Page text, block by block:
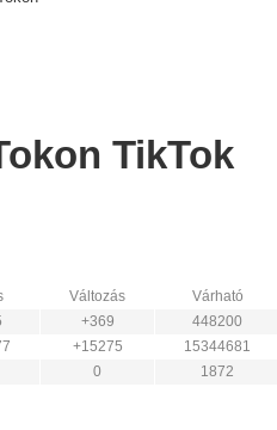
TikTok
Változás
Várható
+369
448200
+15275
15344681
0 1872